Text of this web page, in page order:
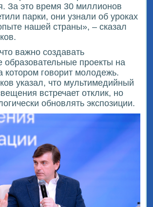
За это время 30 миллионов
парки, они узнали об уроках
нашей страны», – сказал
важно создавать
образовательные проекты на
котором говорит молодежь.
указал, что мультимедийный
встречает отклик, но
обновлять экспозиции.